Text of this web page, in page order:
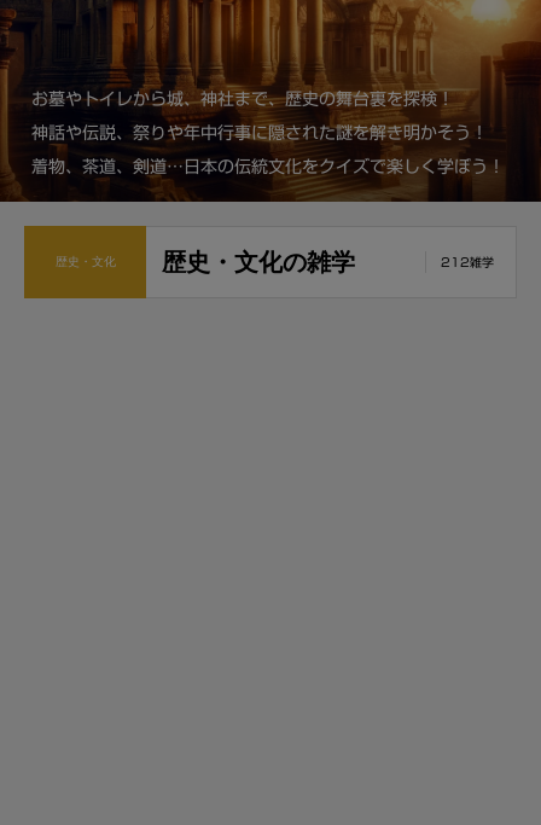
お墓やトイレから城、神社まで、歴史の舞台裏を探検！
神話や伝説、祭りや年中行事に隠された謎を解き明かそう！
着物、茶道、剣道…日本の伝統文化をクイズで楽しく学ぼう！
歴史・文化 歴史・文化の雑学 212雑学